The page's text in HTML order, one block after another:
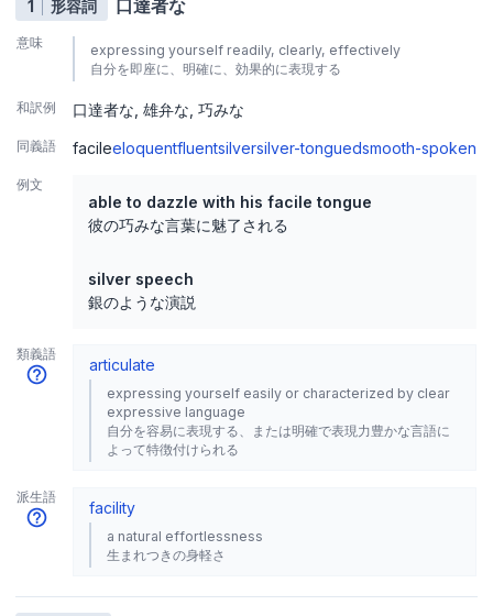
1 形容詞 口達者な
意味
expressing yourself readily, clearly, effectively
自分を即座に、明確に、効果的に表現する
和訳例 口達者な 雄弁な 巧みな
同義語 facileeloquentfluentsilversilver-tonguedsmooth-spoken
例文
able to dazzle with his facile tongue
彼の巧みな言葉に魅了される
silver speech
銀のような演説
類義語
articulate
expressing yourself easily or characterized by clear
expressive language
自分を容易に表現する、または明確で表現力豊かな言語に
よって特徴付けられる
派生語
facility
a natural effortlessness
生まれつきの身軽さ